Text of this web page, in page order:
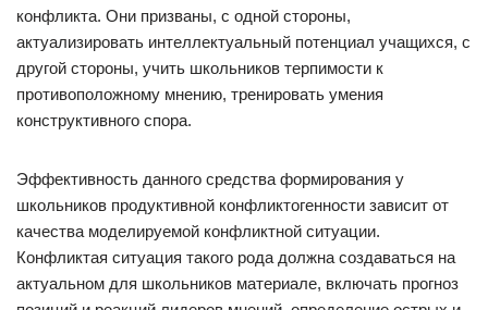
конфликта. Они призваны, с одной стороны,
актуализировать интеллектуальный потенциал учащихся, с
другой стороны, учить школьников терпимости к
противоположному мнению, тренировать умения
конструктивного спора.
Эффективность данного средства формирования у
школьников продуктивной конфликтогенности зависит от
качества моделируемой конфликтной ситуации.
Конфликтая ситуация такого рода должна создаваться на
актуальном для школьников материале, включать прогноз